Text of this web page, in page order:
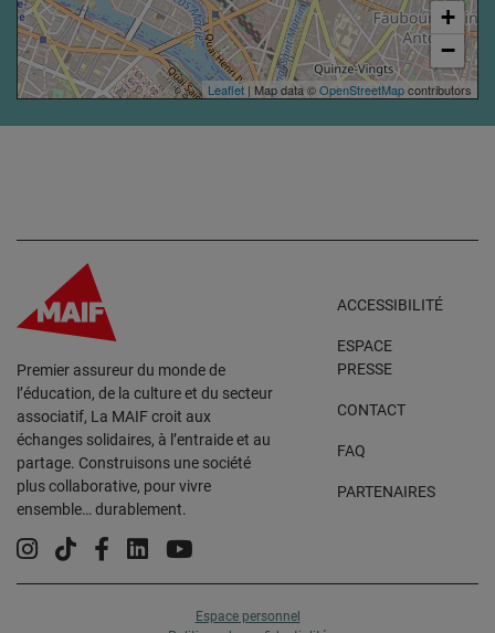
+
−
Leaflet | Map data ©OpenStreetMapcontributors
Premier assureur du monde de
l’éducation, de la culture et du secteur
associatif, La MAIF croit aux
échanges solidaires, à l’entraide et au
partage. Construisons une société
plus collaborative, pour vivre
ensemble… durablement.
ACCESSIBILITÉ
ESPACE
PRESSE
CONTACT
FAQ
PARTENAIRES
Instagram
TiktokFacebook
LinkedinYouTube
Espace personnel